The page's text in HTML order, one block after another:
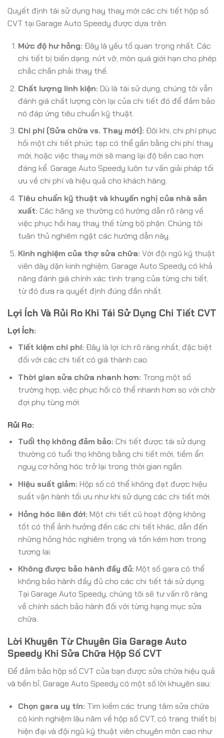
Quyết định tái sử dụng hay thay mới các chi tiết hộp số
CVT tại Garage Auto Speedy được dựa trên:
Mức độ hư hỏng: Đây là yếu tố quan trọng nhất. Các
chi tiết bị biến dạng, nứt vỡ, mòn quá giới hạn cho phép
chắc chắn phải thay thế.
Chất lượng linh kiện: Dù là tái sử dụng, chúng tôi vẫn
đánh giá chất lượng còn lại của chi tiết đó để đảm bảo
nó đáp ứng tiêu chuẩn kỹ thuật.
Chi phí (Sửa chữa vs. Thay mới): Đôi khi, chi phí phục
hồi một chi tiết phức tạp có thể gần bằng chi phí thay
mới, hoặc việc thay mới sẽ mang lại độ bền cao hơn
đáng kể. Garage Auto Speedy luôn tư vấn giải pháp tối
ưu về chi phí và hiệu quả cho khách hàng.
Tiêu chuẩn kỹ thuật và khuyến nghị của nhà sản
xuất: Các hãng xe thường có hướng dẫn rõ ràng về
việc phục hồi hay thay thế từng bộ phận. Chúng tôi
tuân thủ nghiêm ngặt các hướng dẫn này.
Kinh nghiệm của thợ sửa chữa: Với đội ngũ kỹ thuật
viên dày dặn kinh nghiệm, Garage Auto Speedy có khả
năng đánh giá chính xác tình trạng của từng chi tiết,
từ đó đưa ra quyết định đúng đắn nhất.
Lợi Ích Và Rủi Ro Khi Tái Sử Dụng Chi Tiết CVT
Lợi Ích:
Tiết kiệm chi phí: Đây là lợi ích rõ ràng nhất, đặc biệt
đối với các chi tiết có giá thành cao.
Thời gian sửa chữa nhanh hơn: Trong một số
trường hợp, việc phục hồi có thể nhanh hơn so với chờ
đợi phụ tùng mới.
Rủi Ro:
Tuổi thọ không đảm bảo: Chi tiết được tái sử dụng
thường có tuổi thọ không bằng chi tiết mới, tiềm ẩn
nguy cơ hỏng hóc trở lại trong thời gian ngắn.
Hiệu suất giảm: Hộp số có thể không đạt được hiệu
suất vận hành tối ưu như khi sử dụng các chi tiết mới.
Hỏng hóc liên đới: Một chi tiết cũ hoạt động không
tốt có thể ảnh hưởng đến các chi tiết khác, dẫn đến
những hỏng hóc nghiêm trọng và tốn kém hơn trong
tương lai.
Không được bảo hành đầy đủ: Một số gara có thể
không bảo hành đầy đủ cho các chi tiết tái sử dụng.
Tại Garage Auto Speedy, chúng tôi sẽ tư vấn rõ ràng
về chính sách bảo hành đối với từng hạng mục sửa
chữa.
Lời Khuyên Từ Chuyên Gia Garage Auto
Speedy Khi Sửa Chữa Hộp Số CVT
Để đảm bảo hộp số CVT của bạn được sửa chữa hiệu quả
và bền bỉ, Garage Auto Speedy có một số lời khuyên sau:
Chọn gara uy tín: Tìm kiếm các trung tâm sửa chữa
có kinh nghiệm lâu năm về hộp số CVT, có trang thiết bị
hiện đại và đội ngũ kỹ thuật viên chuyên môn cao như